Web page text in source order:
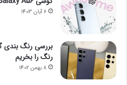
6 آبان 1403
رنگ را بخریم
8 بهمن 1402